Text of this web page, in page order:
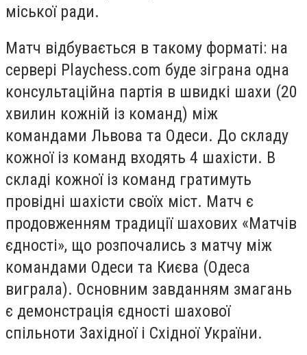
міської ради.
Матч відбувається в такому форматі: на
сервері Playchess.com буде зіграна одна
консультаційна партія в швидкі шахи (20
хвилин кожній із команд) між
командами Львова та Одеси. До складу
кожної із команд входять 4 шахісти. В
складі кожної із команд гратимуть
провідні шахісти своїх міст. Матч є
продовженням традиції шахових «Матчів
єдності», що розпочались з матчу між
командами Одеси та Києва (Одеса
виграла). Основним завданням змагань
є демонстрація єдності шахової
спільноти Західної і Східної України.